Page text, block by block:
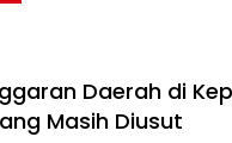
Daerah di
Masih Diusut